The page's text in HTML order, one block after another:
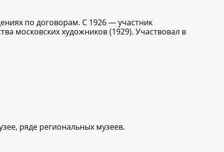
по договорам. С 1926 — участник
московских художников (1929). Участвовал в
ряде региональных музеев.